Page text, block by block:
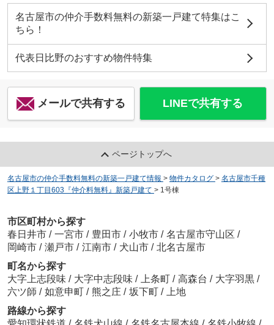
名古屋市の仲介手数料無料の新築一戸建て特集はこ
ちら！
代表日比野のおすすめ物件特集
メールで共有する LINEで共有する
ページトップへ
名古屋市の仲介手数料無料の新築一戸建て情報 > 物件カタログ > 名古屋市千種
区上野１丁目603『仲介料無料』新築戸建て > 1号棟
市区町村から探す
春日井市 / 一宮市 / 豊田市 / 小牧市 / 名古屋市守山区 /
岡崎市 / 瀬戸市 / 江南市 / 犬山市 / 北名古屋市
町名から探す
大字上志段味 / 大字中志段味 / 上条町 / 高森台 / 大字羽黒 /
六ツ師 / 如意申町 / 熊之庄 / 坂下町 /
上地
路線から探す